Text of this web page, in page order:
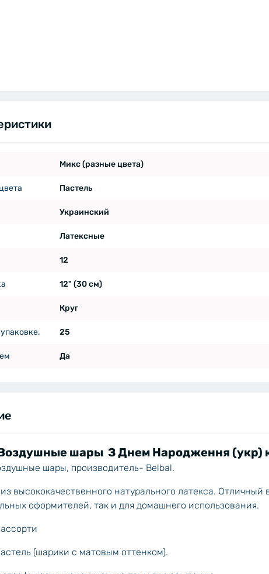
Микс (разные цвета)
Пастель
Украинский
Латексные
12
12" (30 см)
Круг
25
Да
шары З Днем Народження (укр)
шары, производитель- Belbal.
высококачественного натурального латекса. Отличный
оформителей, так и для домашнего использования.
(шарики с матовым оттенком).